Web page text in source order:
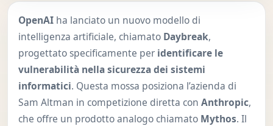
OpenAIha lanciato un nuovo modello di
intelligenza artificiale, chiamato Daybreak,
progettato specificamente peridentificare le
vulnerabilità nella sicurezza dei sistemi
informatici. Questa mossa posiziona l’azienda di
Sam Altman in competizione diretta con Anthropic,
che offre un prodotto analogo chiamato Mythos. Il